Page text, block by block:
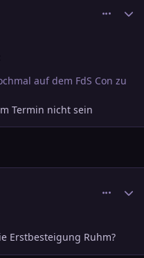
auf dem FdS Con zu
Termin nicht sein
Erstbesteigung Ruhm?